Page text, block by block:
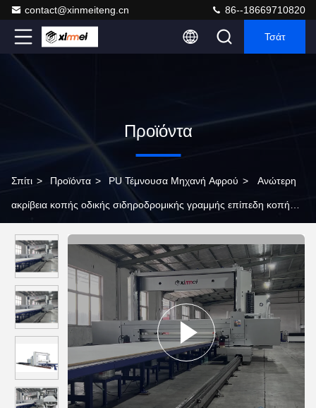
contact@xinmeiteng.cn 86--18669710820
Τσάτ
Προϊόντα
Σπίτι > Προϊόντα > PU Τέμνουσα Μηχανή Αφρού > Ανώτερη
ακρίβεια κοπής οδικής σιδηροδρομικής γραμμής επίπεδη κοπή